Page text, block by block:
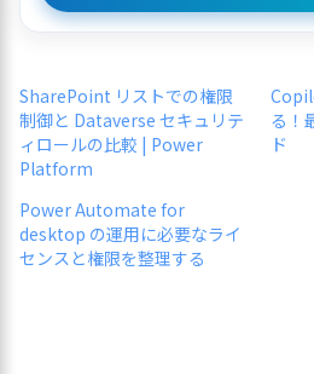
SharePoint リストでの権限
制御と Dataverse セキュリテ
ィロールの比較 | Power
Platform
る！
ド
Power Automate for
desktop の運用に必要なライ
センスと権限を整理する